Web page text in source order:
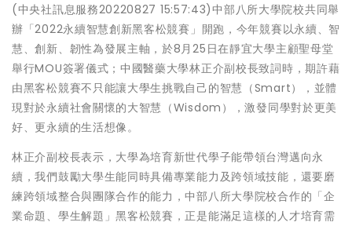
(中央社訊息服務20220827 15:57:43)中部八所大學院校共同舉
辦「2022永續智慧創新黑客松競賽」開跑，今年競賽以永續、智
慧、創新、韌性為發展主軸，於8月25日在靜宜大學主顧聖母堂
舉行MOU簽署儀式；中國醫藥大學林正介副校長致詞時，期許藉
由黑客松競賽不只能讓大學生挑戰自己的智慧（Smart），並體
現對於永續社會關懷的大智慧（Wisdom），激發同學對於更美
好、更永續的生活想像。
林正介副校長表示，大學為培育新世代學子能帶領台灣邁向永
續，我們鼓勵大學生能同時具備專業能力及跨領域技能，還要磨
練跨領域整合與團隊合作的能力，中部八所大學院校合作的「企
業命題、學生解題」黑客松競賽，正是能滿足這樣的人才培育需